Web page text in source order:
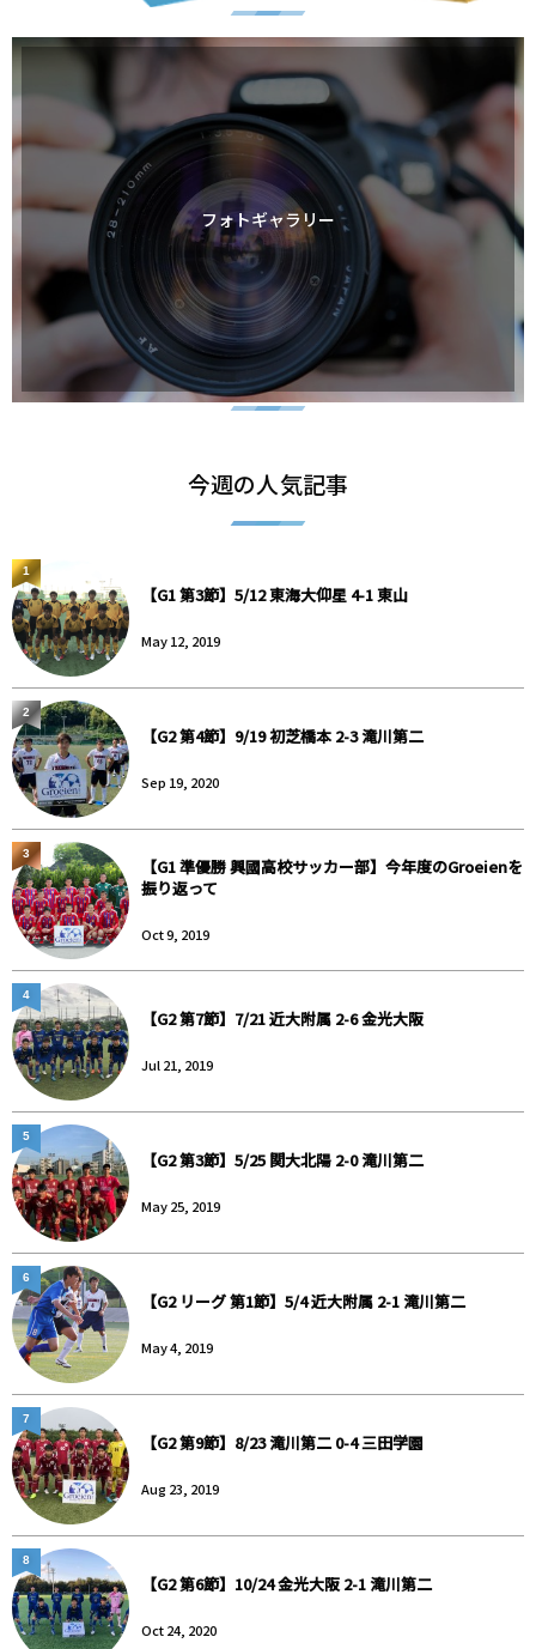
フォトギャラリー
今週の人気記事
【G1 第3節】5/12 東海大仰星 4-1 東山
May 12, 2019
1
【G2 第4節】9/19 初芝橋本 2-3 滝川第二
Sep 19, 2020
2
【G1 準優勝 興國高校サッカー部】今年度のGroeienを
振り返って
Oct 9, 2019
3
【G2 第7節】7/21 近大附属 2-6 金光大阪
Jul 21, 2019
4
【G2 第3節】5/25 関大北陽 2-0 滝川第二
May 25, 2019
5
【G2 リーグ 第1節】5/4 近大附属 2-1 滝川第二
May 4, 2019
6
【G2 第9節】8/23 滝川第二 0-4 三田学園
Aug 23, 2019
7
【G2 第6節】10/24 金光大阪 2-1 滝川第二
Oct 24, 2020
8